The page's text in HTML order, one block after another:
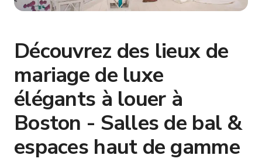
Découvrez des lieux de
mariage de luxe
élégants à louer à
Boston - Salles de bal &
espaces haut de gamme